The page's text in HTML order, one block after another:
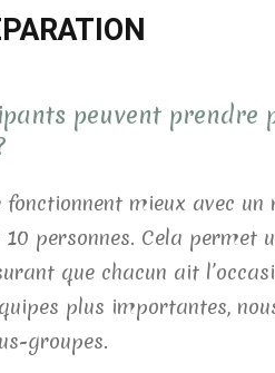
peuvent prendre
fonctionnent mieux avec un
personnes. Cela permet
que chacun ait
plus importantes,
groupes.